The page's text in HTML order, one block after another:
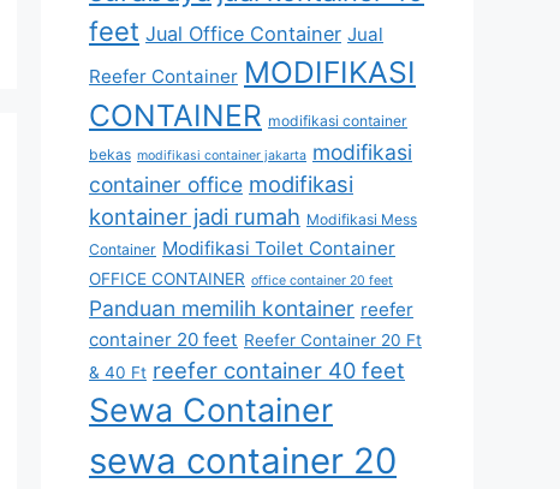
feet Jual Office Container Jual
Reefer Container MODIFIKASI
CONTAINER modifikasi container
bekas modifikasi container jakarta modifikasi
container office modifikasi
kontainer jadi rumah Modifikasi Mess
Container Modifikasi Toilet Container
OFFICE CONTAINER office container 20 feet
Panduan memilih kontainer reefer
container 20 feet Reefer Container 20 Ft
& 40 Ft reefer container 40 feet
Sewa Container
sewa container 20